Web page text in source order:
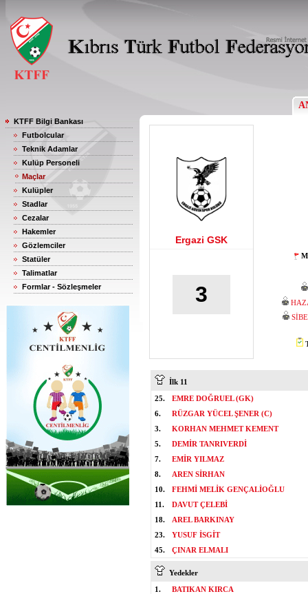
KTFF Bilgi Bankası
Futbolcular
Teknik Adamlar
Kulüp Personeli
Maçlar
Kulüpler
Stadlar
Cezalar
Hakemler
Gözlemciler
Statüler
Talimatlar
Formlar - Sözleşmeler
Ergazi GSK
3
İlk 11
25.
EMRE DOĞRUEL (GK)
6.
RÜZGAR YÜCEL ŞENER (C)
3.
KORHAN MEHMET KEMENT
5.
DEMİR TANRIVERDİ
7.
EMİR YILMAZ
8.
AREN SİRHAN
10.
FEHMİ MELİK GENÇALİOĞLU
11.
DAVUT ÇELEBİ
18.
AREL BARKINAY
23.
YUSUF İSGİT
45.
ÇINAR ELMALI
Yedekler
1.
BATIKAN KIRCA